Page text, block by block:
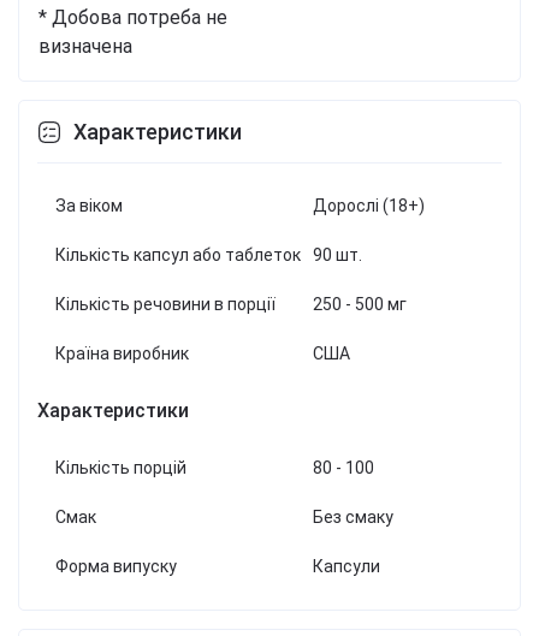
* Добова потреба не
визначена
Характеристики
За віком Дорослі (18+)
Кількість капсул або таблеток 90 шт.
Кількість речовини в порції 250 - 500 мг
Країна виробник США
Характеристики
Кількість порцій 80 - 100
Смак Без смаку
Форма випуску Капсули